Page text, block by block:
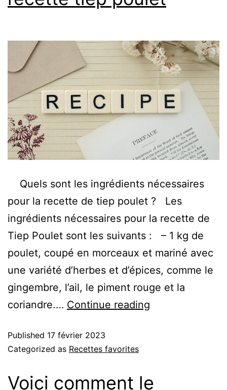
Quels sont les ingrédients nécessaires
pour la recette de tiep poulet ? Les
ingrédients nécessaires pour la recette de
Tiep Poulet sont les suivants : – 1 kg de
poulet, coupé en morceaux et mariné avec
une variété d’herbes et d’épices, comme le
gingembre, l’ail, le piment rouge et la
coriandre.… Continue reading
Published 17 février 2023
Categorized as Recettes favorites
Voici comment le